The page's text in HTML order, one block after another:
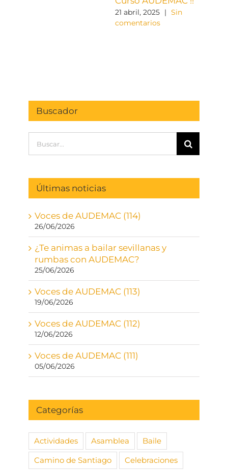
21 abril, 2025 | Sin
comentarios
Buscador
Últimas noticias
Voces de AUDEMAC (114)
26/06/2026
¿Te animas a bailar sevillanas y
rumbas con AUDEMAC?
25/06/2026
Voces de AUDEMAC (113)
19/06/2026
Voces de AUDEMAC (112)
12/06/2026
Voces de AUDEMAC (111)
05/06/2026
Categorías
Actividades Asamblea
Baile
Camino de Santiago
Celebraciones